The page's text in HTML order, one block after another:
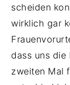
scheiden
wirklich gar
dass uns die
zweiten Mal